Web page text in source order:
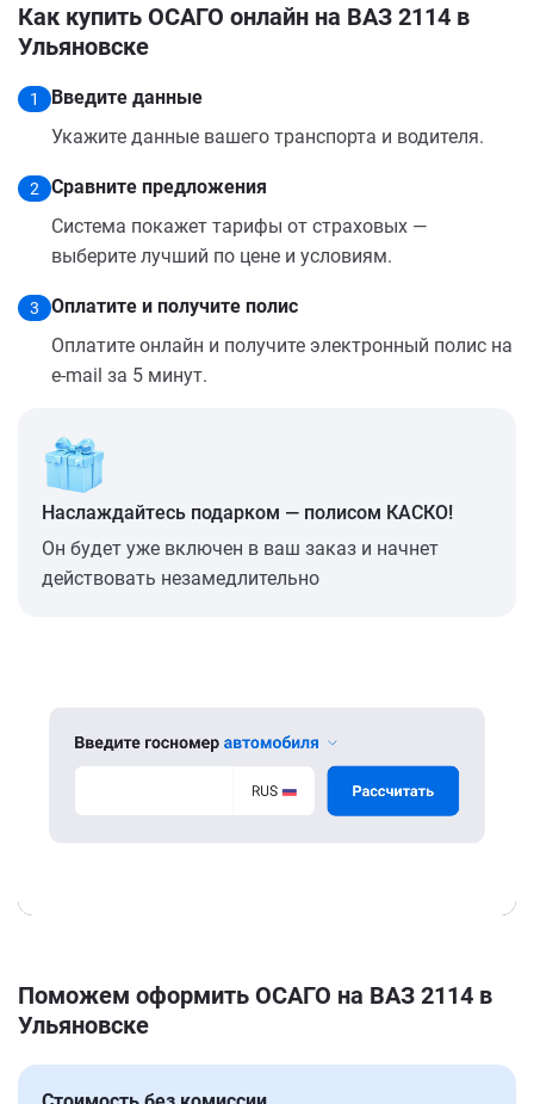
Как купить ОСАГО онлайн на ВАЗ 2114 в
Ульяновске
1
Введите данные
Укажите данные вашего транспорта и водителя.
2
Сравните предложения
Система покажет тарифы от страховых —
выберите лучший по цене и условиям.
3
Оплатите и получите полис
Оплатите онлайн и получите электронный полис на
e-mail за 5 минут.
Наслаждайтесь подарком — полисом КАСКО!
Он будет уже включен в ваш заказ и начнет
действовать незамедлительно
Поможем оформить ОСАГО на ВАЗ 2114 в
Ульяновске